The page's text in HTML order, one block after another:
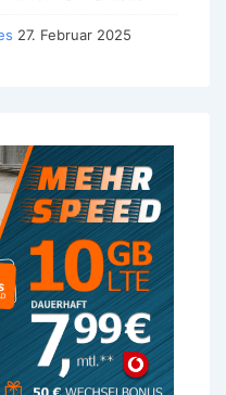
27. Februar 2025